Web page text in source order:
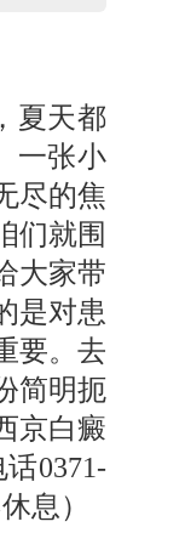
夏天都
一张小
尽的焦
们就围
大家带
是对患
要。去
简明扼
京白癜
0371-
息）